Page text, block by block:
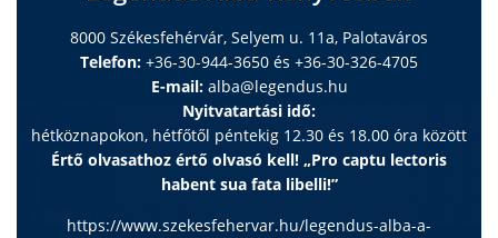
8000 Székesfehérvár, Selyem u. 11a, Palotaváros
Telefon: +36-30-944-3650 és +36-30-326-4705
E-mail: alba@legendus.hu
Nyitvatartási idő:
hétköznapokon, hétfőtől péntekig 12.30 és 18.00 óra között
Értő olvasathoz értő olvasó kell! „Pro captu lectoris
habent sua fata libelli!”
https://www.szekesfehervar.hu/legendus-alba-a-